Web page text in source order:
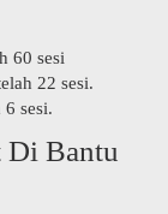
60 sesi
22 sesi.
sesi.
Di Bantu